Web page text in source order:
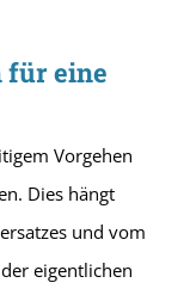
für eine
Vorgehen
Dies hängt
und vom
eigentlichen